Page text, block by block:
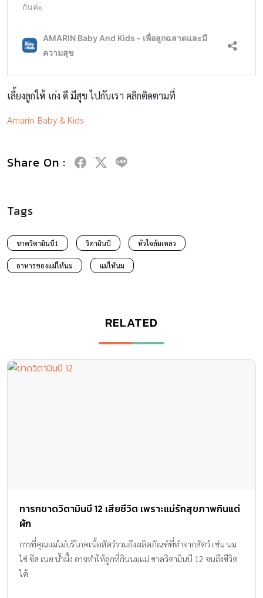
เลี้ยงลูกให้ เก่ง ดี มีสุข ไปกับเรา คลิกติดตามที่
Amarin Baby & Kids
Share On :
Tags
ขาดวิตามินบี1 วิตามินบี หัวใจล้มเหลว
อาหารของแม่ให้นม แม่ให้นม
RELATED
ทารกขาดวิตามินบี 12 เสียชีวิต เพราะแม่รักสุขภาพกินแต่
ผัก
การที่คุณแม่ไม่บริโภคเนื้อสัตว์รวมถึงผลิตภัณฑ์ที่ทำจากสัตว์ เช่น นม
ไข่ ชีส เนย น้ำผึ้ง อาจทำให้ลูกที่กินนมแม่ ขาดวิตามินบี 12 จนถึงชีวิต
ได้